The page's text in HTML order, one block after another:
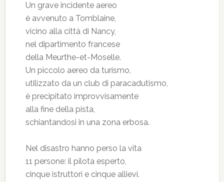
Un grave incidente aereo
è avvenuto a Tomblaine,
vicino alla città di Nancy,
nel dipartimento francese
della Meurthe-et-Moselle.
Un piccolo aereo da turismo,
utilizzato da un club di paracadutismo,
è precipitato improvvisamente
alla fine della pista,
schiantandosi in una zona erbosa.
Nel disastro hanno perso la vita
11 persone: il pilota esperto,
cinque istruttori e cinque allievi.